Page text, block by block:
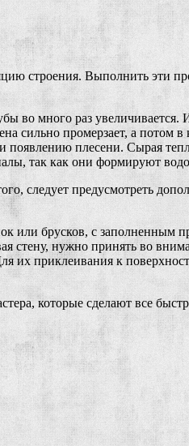
строения. Выполнить эти
во много раз увеличивается.
промерзает, а потом в
появлению плесени. Сырая
так как они формируют
следует предусмотреть
или брусков, с
стену, нужно принять во
их приклеивания к
которые сделают все